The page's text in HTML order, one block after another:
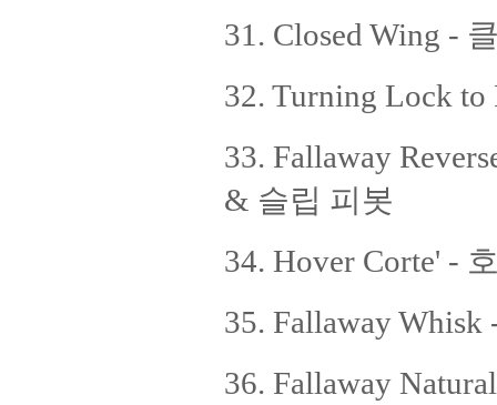
31. Closed Wing -
32. Turning Lock
33. Fallaway
& 슬립 피봇
34. Hover Corte' -
35. Fallaway
36. Fallaway